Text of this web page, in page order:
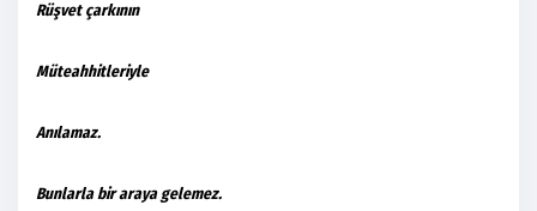
Rüşvet çarkının
Müteahhitleriyle
Anılamaz.
Bunlarla bir araya gelemez.